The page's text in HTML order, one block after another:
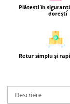
Plătești în
dorești
Retur simplu și
Descriere